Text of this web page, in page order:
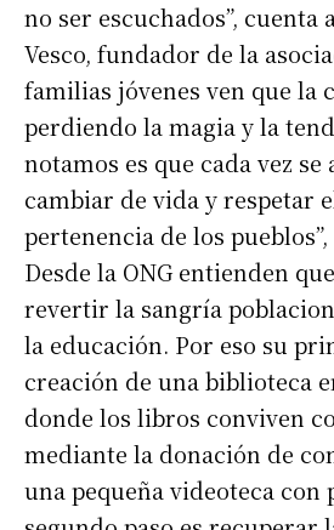
no ser escuchados”, cuenta
Vesco, fundador de la
familias jóvenes ven que la
perdiendo la magia y la
notamos es que cada vez se
cambiar de vida y respetar
pertenencia de los pueblos”,
Desde la ONG entienden
revertir la sangría
la educación. Por eso su
creación de una biblioteca
donde los libros conviven
mediante la donación de
una pequeña videoteca con